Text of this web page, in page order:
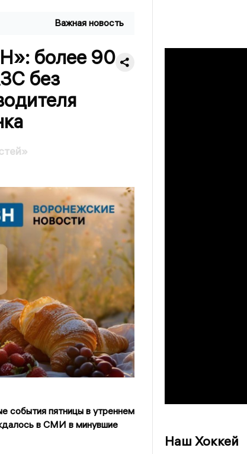
Важная новость
более 90
без
события пятницы в утреннем
в СМИ в минувшие
Наш Хоккей